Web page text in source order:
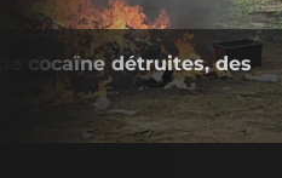
cocaïne détruites, des